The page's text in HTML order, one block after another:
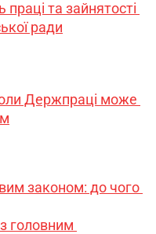
праці та зайнятості
ради
Держпраці може
законом: до чого
головним